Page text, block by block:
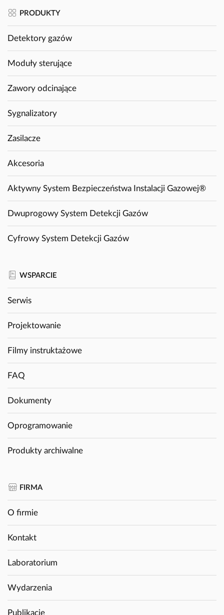
PRODUKTY
Detektory gazów
Moduły sterujące
Zawory odcinające
Sygnalizatory
Zasilacze
Akcesoria
Aktywny System Bezpieczeństwa Instalacji Gazowej®
Dwuprogowy System Detekcji Gazów
Cyfrowy System Detekcji Gazów
WSPARCIE
Serwis
Projektowanie
Filmy instruktażowe
FAQ
Dokumenty
Oprogramowanie
Produkty archiwalne
FIRMA
O firmie
Kontakt
Laboratorium
Wydarzenia
Publikacje